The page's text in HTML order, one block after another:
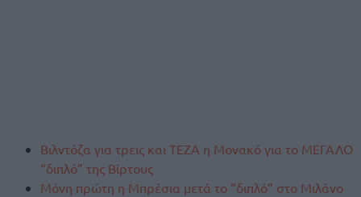
Βιλντόζα για τρεις και ΤΕΖΑ η Μονακό για το ΜΕΓΑΛΟ
“διπλό” της Βίρτους
Μόνη πρώτη η Μπρέσια μετά το “διπλό” στο Μιλάνο